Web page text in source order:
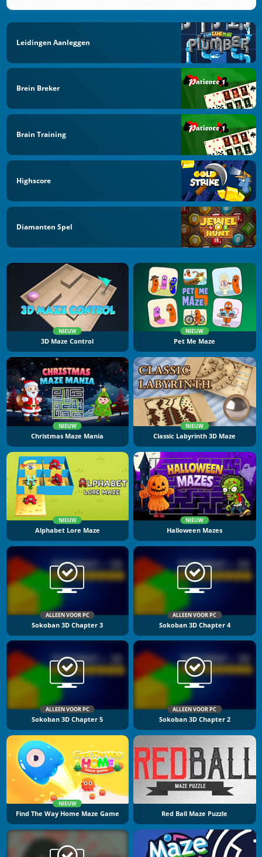
Leidingen Aanleggen
Brein Breker
Brain Training
Highscore
Diamanten Spel
NIEUW
3D Maze Control
NIEUW
Pet Me Maze
NIEUW
Christmas Maze Mania
NIEUW
Classic Labyrinth 3D Maze
NIEUW
Alphabet Lore Maze
NIEUW
Halloween Mazes
ALLEEN VOOR PC
Sokoban 3D Chapter 3
ALLEEN VOOR PC
Sokoban 3D Chapter 4
ALLEEN VOOR PC
Sokoban 3D Chapter 5
ALLEEN VOOR PC
Sokoban 3D Chapter 2
NIEUW
Find The Way Home Maze Game Red Ball Maze Puzzle